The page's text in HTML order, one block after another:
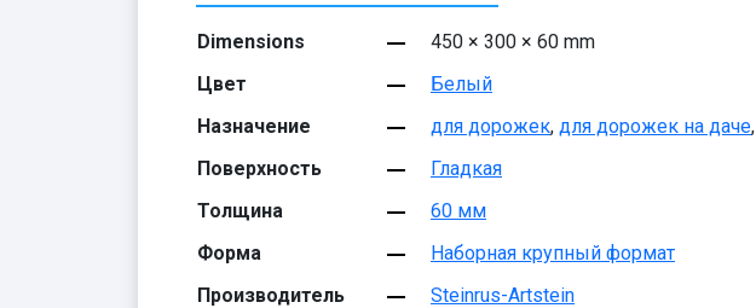
Dimensions
450 × 300 × 60 mm
Цвет
Белый
Назначение
для дорожек, для дорожек на даче,
Поверхность
Гладкая
Толщина
60 мм
Форма
Наборная крупный формат
Производитель
Steinrus-Artstein